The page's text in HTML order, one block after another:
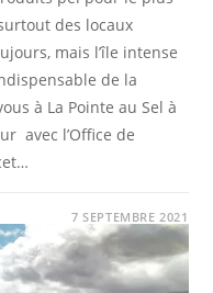
des locaux
mais l’île intense
de la
à La Pointe au Sel à
avec l’Office de
7 SEPTEMBRE 2021